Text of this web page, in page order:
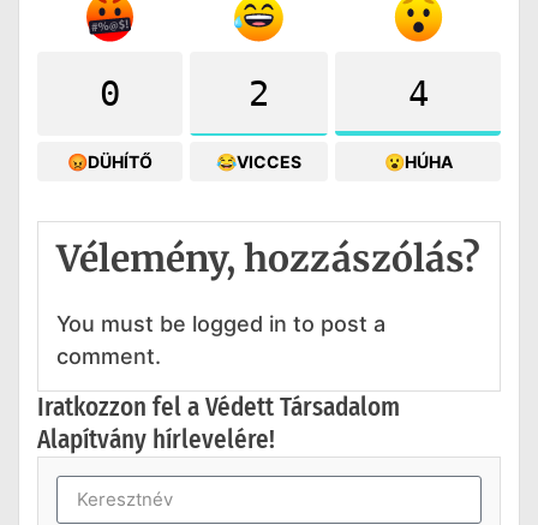
0
😡DÜHÍTŐ
2
😂VICCES
4
😮HÚHA
Vélemény, hozzászólás?
You must be logged in to post a
comment.
Iratkozzon fel a Védett Társadalom
Alapítvány hírlevelére!